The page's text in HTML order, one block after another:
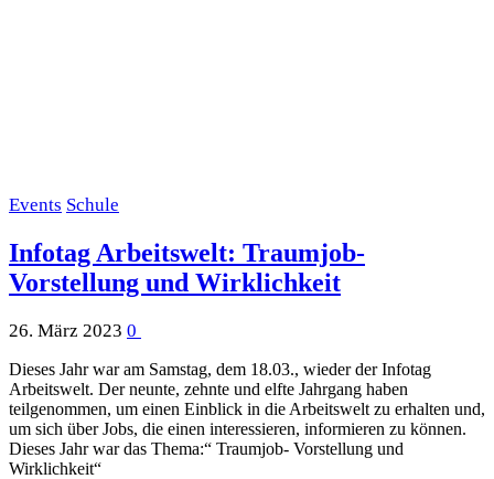
Events Schule
Infotag Arbeitswelt: Traumjob-
Vorstellung und Wirklichkeit
26. März 2023 0
Dieses Jahr war am Samstag, dem 18.03., wieder der Infotag
Arbeitswelt. Der neunte, zehnte und elfte Jahrgang haben
teilgenommen, um einen Einblick in die Arbeitswelt zu erhalten und,
um sich über Jobs, die einen interessieren, informieren zu können.
Dieses Jahr war das Thema:“ Traumjob- Vorstellung und
Wirklichkeit“